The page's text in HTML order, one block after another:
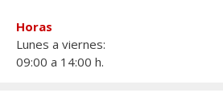
Horas
Lunes a viernes:
09:00 a 14:00 h.